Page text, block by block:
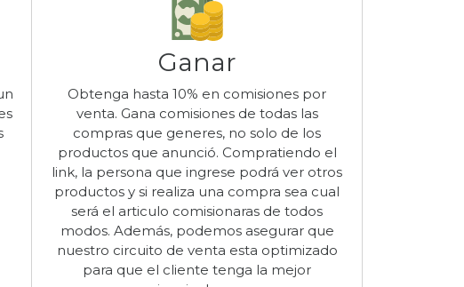
Ganar
Obtenga hasta10% en comisiones por
venta. Gana comisiones de todas las
compras que generes, no solo de los
productos que anunció. Compratiendo el
link, la persona que ingrese podrá ver otros
productos y si realiza una compra sea cual
será el articulo comisionaras de todos
modos. Además, podemos asegurar que
nuestro circuito de venta esta optimizado
para que el cliente tenga la mejor